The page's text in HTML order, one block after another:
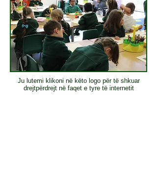
Ju lutemi klikoni në këto logo për të shkuar
drejtpërdrejt në faqet e tyre të internetit